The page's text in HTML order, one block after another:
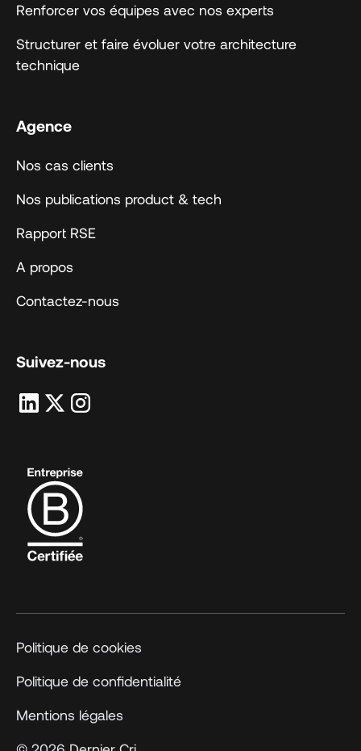
Renforcer vos équipes avec nos experts
Structurer et faire évoluer votre architecture
technique
Agence
Nos cas clients
Nos publications product & tech
Rapport RSE
A propos
Contactez-nous
Suivez-nous
Politique de cookies
Politique de confidentialité
Mentions légales